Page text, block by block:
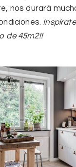
nos durará
de 45m2!!